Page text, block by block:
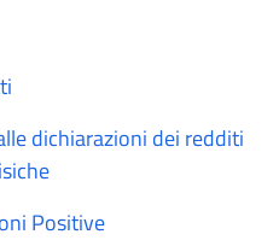
dichiarazioni dei redditi
Positive